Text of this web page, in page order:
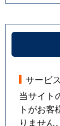
サービ
当サイト
トがお
りません。